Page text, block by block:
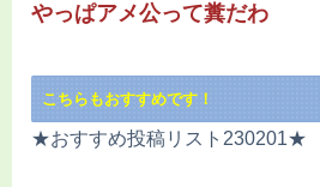
やっぱアメ公って糞だわ
こちらもおすすめです！
★おすすめ投稿リスト230201★